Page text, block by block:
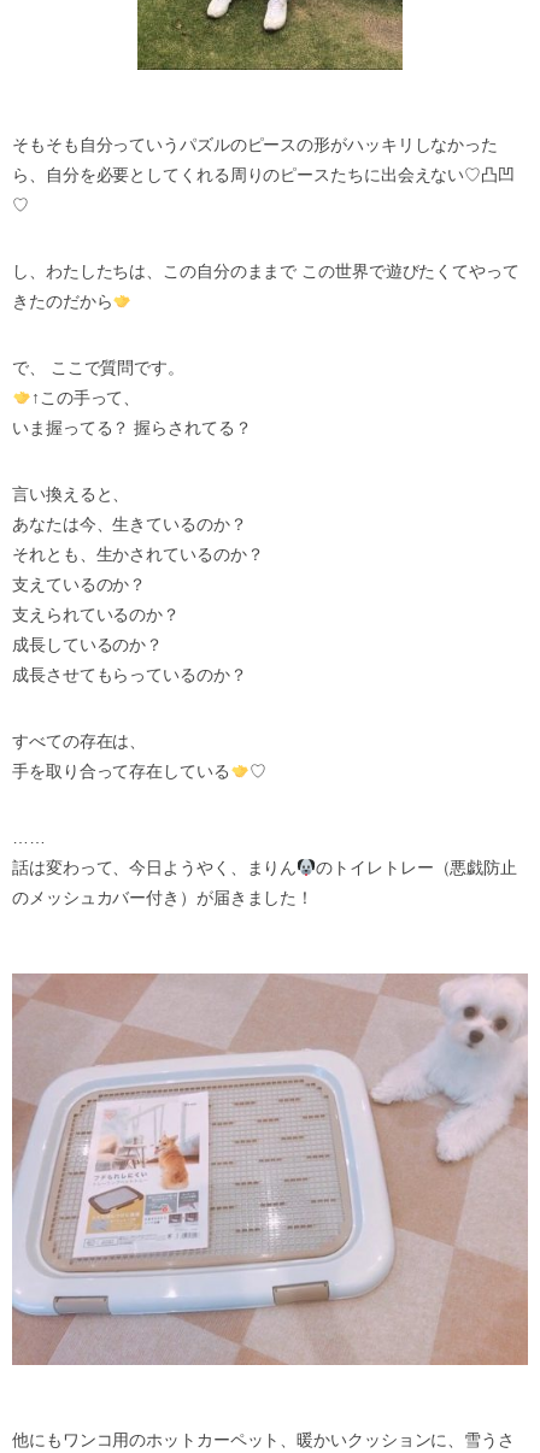
そもそも自分っていうパズルのピースの形がハッキリしなかった
ら、自分を必要としてくれる周りのピースたちに出会えない♡凸凹
♡
し、わたしたちは、この自分のままで この世界で遊びたくてやって
きたのだから
で、 ここで質問です。
↑この手って、
いま握ってる？ 握らされてる？
言い換えると、
あなたは今、生きているのか？
それとも、生かされているのか？
支えているのか？
支えられているのか？
成長しているのか？
成長させてもらっているのか？
すべての存在は、
手を取り合って存在している
♡
……
話は変わって、今日ようやく、まりん
のトイレトレー（悪戯防止
のメッシュカバー付き）が届きました！
他にもワンコ用のホットカーペット、暖かいクッションに、雪うさ